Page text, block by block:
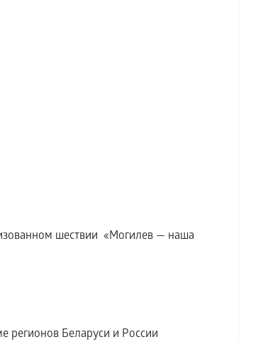
шествии «Могилев — наша
регионов Беларуси и России